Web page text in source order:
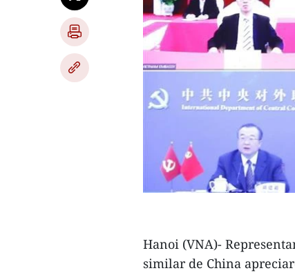
Hanoi (VNA)-
similar de China